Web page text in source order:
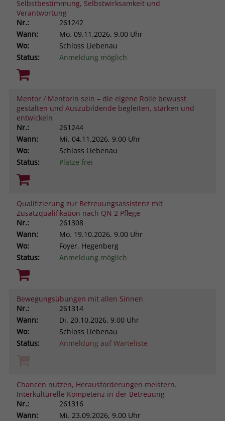
Selbstbestimmung, Selbstwirksamkeit und
Verantwortung
Nr.:
261242
Wann:
Mo. 09.11.2026, 9.00 Uhr
Wo:
Schloss Liebenau
Status:
Anmeldung möglich
Mentor / Mentorin sein – die eigene Rolle bewusst
gestalten und Auszubildende begleiten, stärken und
entwickeln
Nr.:
261244
Wann:
Mi. 04.11.2026, 9.00 Uhr
Wo:
Schloss Liebenau
Status:
Plätze frei
Qualifizierung zur Betreuungsassistenz mit
Zusatzqualifikation nach QN 2 Pflege
Nr.:
261308
Wann:
Mo. 19.10.2026, 9.00 Uhr
Wo:
Foyer, Hegenberg
Status:
Anmeldung möglich
Bewegungsübungen mit allen Sinnen
Nr.:
261314
Wann:
Di. 20.10.2026, 9.00 Uhr
Wo:
Schloss Liebenau
Status:
Anmeldung auf Warteliste
Chancen nutzen, Herausforderungen meistern.
Interkulturelle Kompetenz in der Betreuung
Nr.:
261316
Wann:
Mi. 23.09.2026, 9.00 Uhr